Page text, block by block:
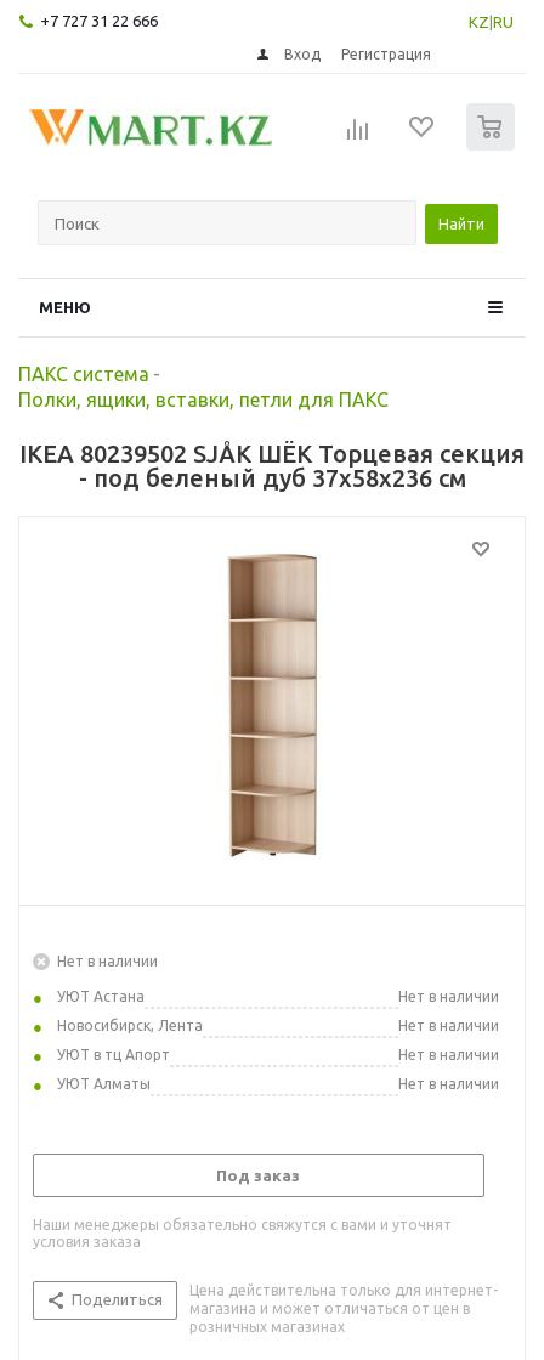
+7 727 31 22 666 KZ RU
Вход Регистрация
Найти
МЕНЮ
ПАКС система -
Полки, ящики, вставки, петли для ПАКС
IKEA 80239502 SJÅK ШЁК Торцевая секция
- под беленый дуб 37x58x236 см
Нет в наличии
УЮТ Астана
Нет в наличии
Новосибирск, Лента
Нет в наличии
УЮТ в тц Апорт
Нет в наличии
УЮТ Алматы
Нет в наличии
Под заказ
Наши менеджеры обязательно свяжутся с вами и уточнят
условия заказа
Поделиться
Цена действительна только для интернет-
магазина и может отличаться от цен в
розничных магазинах